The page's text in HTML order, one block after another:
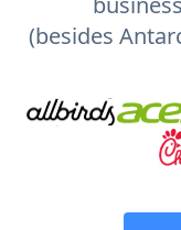
(besides